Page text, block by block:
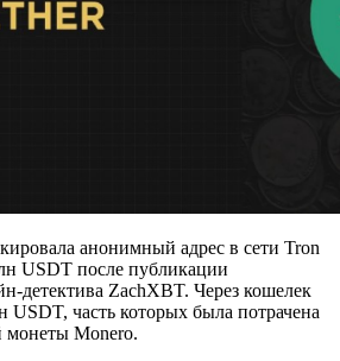
анонимный адрес в сети Tron
USDT после публикации
детектива ZachXBT. Через кошелек
часть которых была потрачена
монеты Monero.